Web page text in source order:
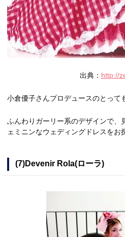
出典： http://
小倉優子さんプロデュースのとって
ふんわりガーリー系のデザインで、
ェミニンなウェディングドレスをお
(7)Devenir Rola(ローラ)